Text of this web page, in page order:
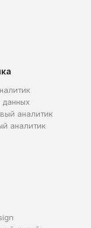
данных
аналитик
аналитик